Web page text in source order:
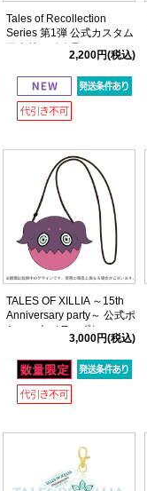
Tales of Recollection
Series 第1弾 公式カスタム
アクリルジオラマ
2,200円(税込)
TALES OF XILLIA ～15th
Anniversary party～ 公式ポ
シェット（ティポ）
3,000円(税込)